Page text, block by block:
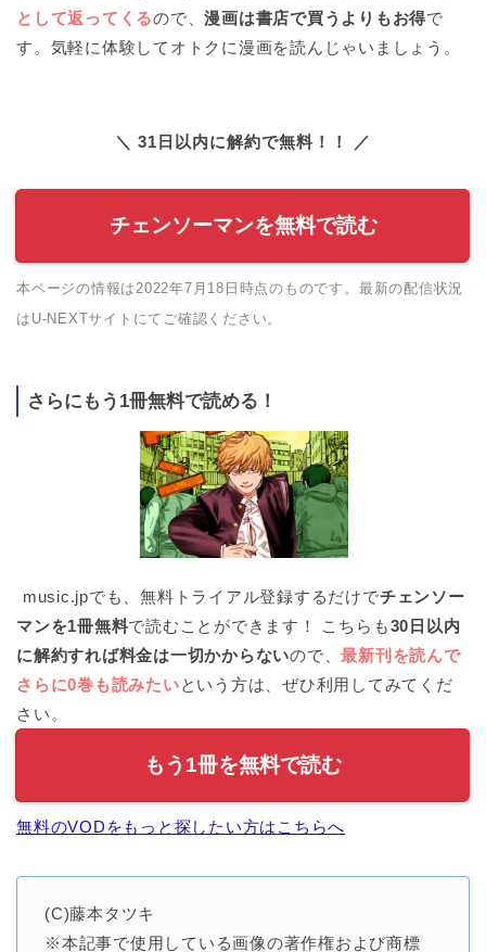
として返ってくるので、漫画は書店で買うよりもお得で
す。気軽に体験してオトクに漫画を読んじゃいましょう。
＼ 31日以内に解約で無料！！ ／
チェンソーマンを無料で読む
本ページの情報は2022年7月18日時点のものです。最新の配信状況
はU-NEXTサイトにてご確認ください。
さらにもう1冊無料で読める！
music.jpでも、無料トライアル登録するだけでチェンソー
マンを1冊無料で読むことができます！ こちらも30日以内
に解約すれば料金は一切かからないので、最新刊を読んで
さらに0巻も読みたいという方は、ぜひ利用してみてくだ
さい。
もう1冊を無料で読む
無料のVODをもっと探したい方はこちらへ
(C)藤本タツキ
※本記事で使用している画像の著作権および商標